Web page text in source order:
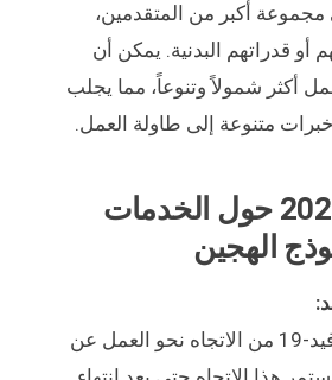
أكبر من المتقدمين،
قدراتهم البدنية. يمكن أن
أكثر شمولاً وتنوعاً، مما يجلب
متنوعة إلى طاولة العمل.
توقعات لعام 2023 حول الخدمات
الهجين
لقد سرّعت جائحة كوفيد-19 من الاتجاه نحو العمل عن